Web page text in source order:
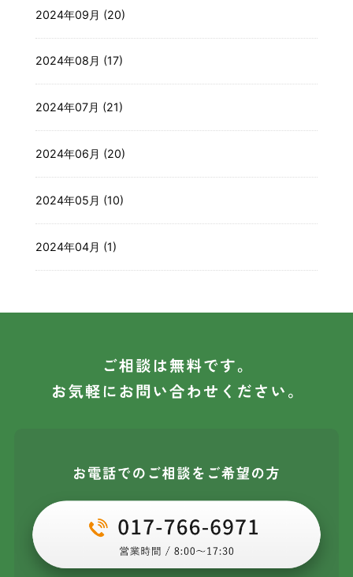
2024年09月 (20)
2024年08月 (17)
2024年07月 (21)
2024年06月 (20)
2024年05月 (10)
2024年04月 (1)